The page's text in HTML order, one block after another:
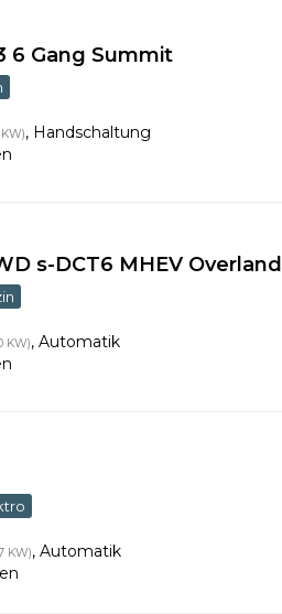
6 Gang Summit
, Handschaltung
s-DCT6 MHEV Overland
KW),Automatik
KW),Automatik